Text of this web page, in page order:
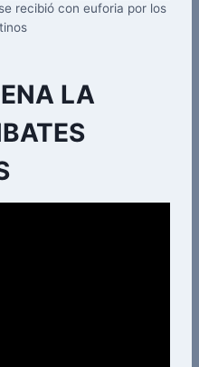
recibió con euforia por los
LA